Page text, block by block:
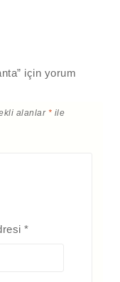
için yorum
alanlar * ile
*